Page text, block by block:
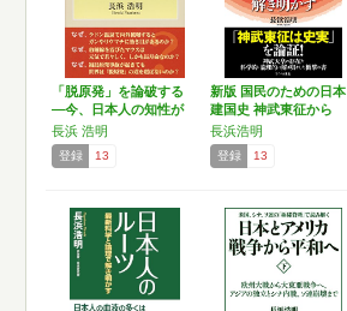
「脱原発」を論破する
―今、日本人の知性が
試さ…
長浜 浩明
登録 13
新版 国民のための日本
建国史 神武東征から
邪…
長浜浩明
登録 13